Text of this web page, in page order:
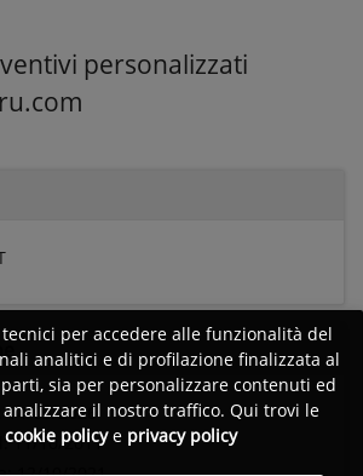
personalizzati
14/03/2026
11/10/2011
per accedere alle funzionalità del
analitici e di profilazione finalizzata al
sia per personalizzare contenuti ed
il nostro traffico. Qui trovi le
cookie policye privacy policy